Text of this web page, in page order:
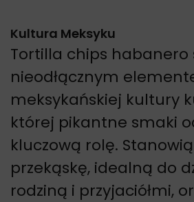
Kultura Meksyku
Tortilla chips habanero
nieodłącznym
meksykańskiej kultury
której pikantne smaki
kluczową rolę.
przekąskę, idealną do
rodziną i przyjaciółmi,